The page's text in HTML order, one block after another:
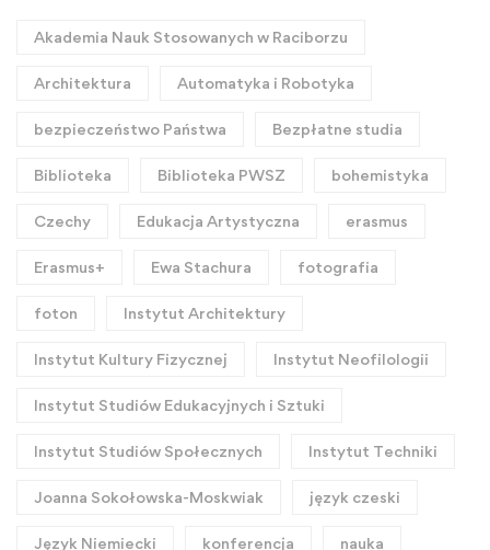
Akademia Nauk Stosowanych w Raciborzu
Architektura Automatyka i Robotyka
bezpieczeństwo Państwa Bezpłatne studia
Biblioteka Biblioteka PWSZ bohemistyka
Czechy Edukacja Artystyczna erasmus
Erasmus+ Ewa Stachura fotografia
foton Instytut Architektury
Instytut Kultury Fizycznej Instytut Neofilologii
Instytut Studiów Edukacyjnych i Sztuki
Instytut Studiów Społecznych Instytut Techniki
Joanna Sokołowska-Moskwiak język czeski
Język Niemiecki konferencja nauka